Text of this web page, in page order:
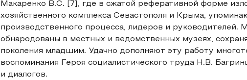
Макаренко В.С. [7], где в сжатой реферативной форме
хозяйственного комплекса Севастополя и Крыма,
производственного процесса, лидеров и руководителей.
обнародованы в местных и ведомственных музеях,
поколения младшим. Удачно дополняют эту работу
воспоминания Героя социалистического труда Н.В.
и диалогов.